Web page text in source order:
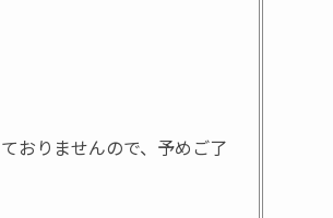
おりませんので、予めご了